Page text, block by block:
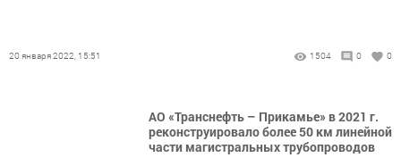
20 января 2022, 15:51 1504 0 0
АО «Транснефть – Прикамье» в 2021 г.
реконструировало более 50 км линейной
части магистральных трубопроводов